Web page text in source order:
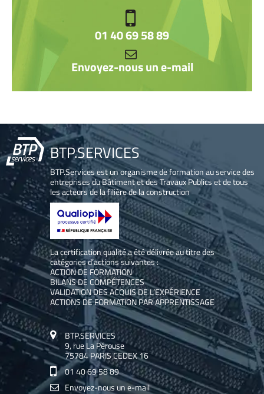
01 40 69 58 89
Envoyez-nous un e-mail
BTP.SERVICES
BTP.Services est un organisme de formation au service des
entreprises du Bâtiment et des Travaux Publics et de tous
les acteurs de la filière de la construction
La certification qualité a été délivrée au titre des
catégories d’actions suivantes :
ACTION DE FORMATION
BILANS DE COMPÉTENCES
VALIDATION DES ACQUIS DE L’EXPÉRIENCE
ACTIONS DE FORMATION PAR APPRENTISSAGE
BTP.SERVICES
9, rue La Pérouse
75784 PARIS CEDEX 16
01 40 69 58 89
Envoyez-nous un e-mail